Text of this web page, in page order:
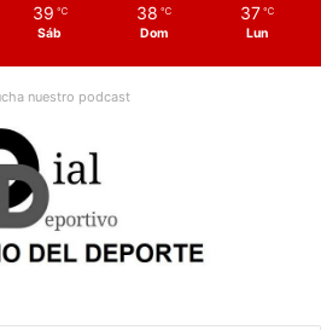
39 ℃
Sáb
38 ℃
Dom
37 ℃
Lun
nuestro podcast